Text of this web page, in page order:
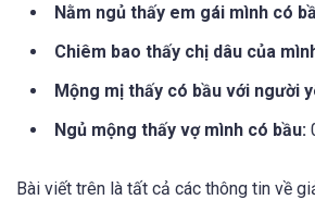
Nằm ngủ thấy em gái mình có
Chiêm bao thấy chị dâu của
Mộng mị thấy có bầu với người
Ngủ mộng thấy vợ mình có bầu:
Bài viết trên là tất cả các thông tin về